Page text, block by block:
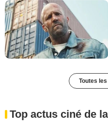
Toutes
Top actus ciné de